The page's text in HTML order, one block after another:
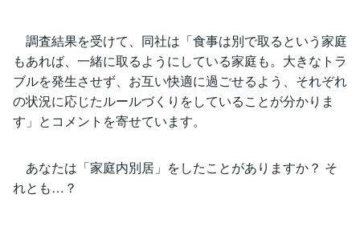
調査結果を受けて、同社は「食事は別で取るという家庭
もあれば、一緒に取るようにしている家庭も。大きなトラ
ブルを発生させず、お互い快適に過ごせるよう、それぞれ
の状況に応じたルールづくりをしていることが分かりま
す」とコメントを寄せています。
あなたは「家庭内別居」をしたことがありますか？ そ
れとも…？